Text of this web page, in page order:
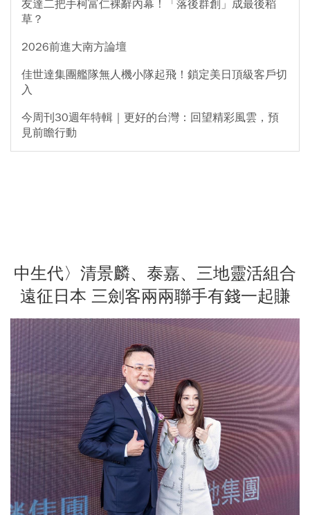
友達二把手柯富仁裸辭內幕！「落後群創」成最後稻
草？
2026前進大南方論壇
佳世達集團艦隊無人機小隊起飛！鎖定美日頂級客戶切
入
今周刊30週年特輯｜更好的台灣：回望精彩風雲，預
見前瞻行動
中生代〉清景麟、泰嘉、三地靈活組合
遠征日本 三劍客兩兩聯手有錢一起賺